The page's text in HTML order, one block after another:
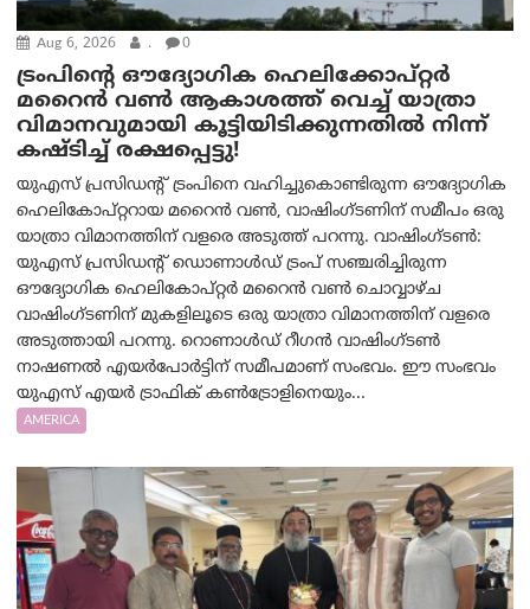
Aug 6, 2026 . 0
ട്രം‌പിന്റെ ഔദ്യോഗിക ഹെലിക്കോപ്റ്റര്‍
മറൈന്‍ വണ്‍ ആകാശത്ത് വെച്ച് യാത്രാ
വിമാനവുമായി കൂട്ടിയിടിക്കുന്നതിൽ നിന്ന്
കഷ്ടിച്ച് രക്ഷപ്പെട്ടു!
യുഎസ് പ്രസിഡന്റ് ട്രംപിനെ വഹിച്ചുകൊണ്ടിരുന്ന ഔദ്യോഗിക
ഹെലികോപ്റ്ററായ മറൈൻ വൺ, വാഷിംഗ്ടണിന് സമീപം ഒരു
യാത്രാ വിമാനത്തിന് വളരെ അടുത്ത് പറന്നു. വാഷിംഗ്ടണ്‍:
യുഎസ് പ്രസിഡന്റ് ഡൊണാൾഡ് ട്രംപ് സഞ്ചരിച്ചിരുന്ന
ഔദ്യോഗിക ഹെലികോപ്റ്റർ മറൈൻ വൺ ചൊവ്വാഴ്ച
വാഷിംഗ്ടണിന് മുകളിലൂടെ ഒരു യാത്രാ വിമാനത്തിന് വളരെ
അടുത്തായി പറന്നു. റൊണാൾഡ് റീഗൻ വാഷിംഗ്ടൺ
നാഷണൽ എയർപോർട്ടിന് സമീപമാണ് സംഭവം. ഈ സംഭവം
യുഎസ് എയർ ട്രാഫിക് കൺട്രോളിനെയും...
AMERICA